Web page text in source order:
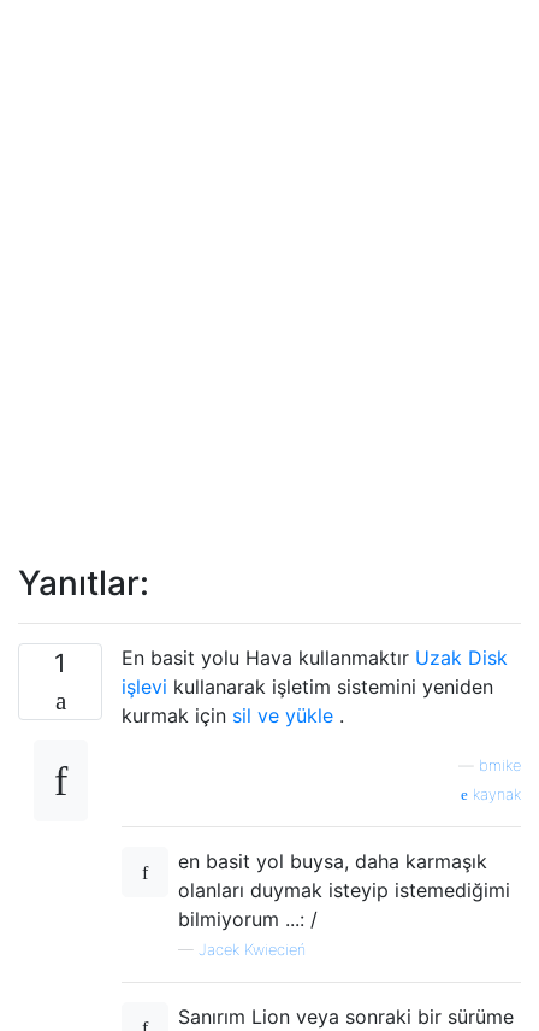
Yanıtlar:
1 En basit yolu Hava kullanmaktır Uzak Disk
işlevi kullanarak işletim sistemini yeniden
kurmak için sil ve yükle .
bmike
kaynak
en basit yol buysa, daha karmaşık
olanları duymak isteyip istemediğimi
bilmiyorum ...: /
— Jacek Kwiecień
Sanırım Lion veya sonraki bir sürüme